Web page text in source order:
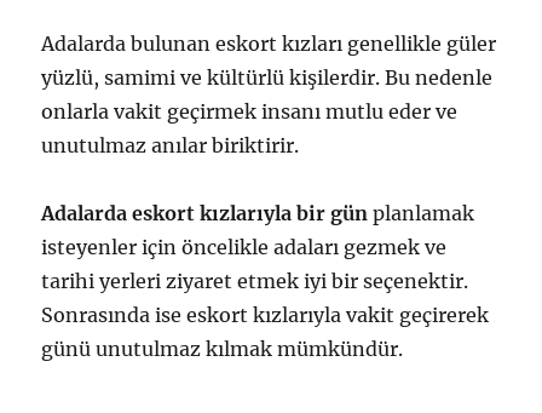
Adalarda bulunan eskort kızları genellikle güler
yüzlü, samimi ve kültürlü kişilerdir. Bu nedenle
onlarla vakit geçirmek insanı mutlu eder ve
unutulmaz anılar biriktirir.
Adalarda eskort kızlarıyla bir gün planlamak
isteyenler için öncelikle adaları gezmek ve
tarihi yerleri ziyaret etmek iyi bir seçenektir.
Sonrasında ise eskort kızlarıyla vakit geçirerek
günü unutulmaz kılmak mümkündür.